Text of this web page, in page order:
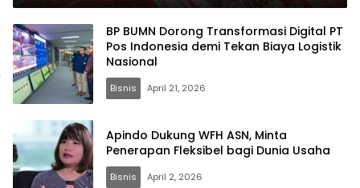
BP BUMN Dorong Transformasi Digital PT
Pos Indonesia demi Tekan Biaya Logistik
Nasional
Bisnis April 21, 2026
Apindo Dukung WFH ASN, Minta
Penerapan Fleksibel bagi Dunia Usaha
Bisnis April 2, 2026